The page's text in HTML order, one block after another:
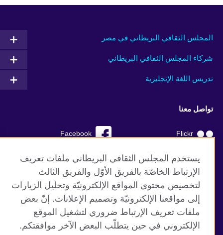
المجلس الثقافي البريطاني في مصر
شركاء المجلس الثقافي البريطاني
تدريس اللغة الإنجليزية
تواصل معنا
Facebook Flickr
YouTube RSS
TikTok
موقع المجلس الثقافي البريطاني العالمي
يستخدم المجلس الثقافي البريطاني ملفات تعريف
الإرتباط الخاصّة بالفريق الأوّل والفريق الثالث
لتخصيص محتوى المواقع الإلكترونيّة وتحليل الزيارات
إلى مواقعنا الإلكترونيّة وتصميم الإعلانات. إنّ بعض
ملفات تعريف الإرتباط ضروري لتشغيل الموقع
الإلكتروني في حين يتطلّب البعض الآخر موافقتكم.